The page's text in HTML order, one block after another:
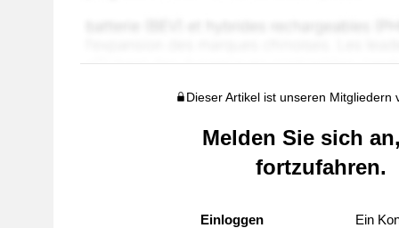
Dieser Artikel ist unseren Mitgliedern
Melden Sie sich
fortzufahren.
Einloggen Ein